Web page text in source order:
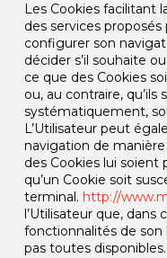
Les Cookies facilitant
des services proposés
configurer son
décider s’il souhaite
ce que des Cookies
ou, au contraire,
systématiquement,
L’Utilisateur peut
navigation de
des Cookies lui
qu’un Cookie soit
terminal. http://
l’Utilisateur que, dans
fonctionnalités de
pas toutes disponibles.